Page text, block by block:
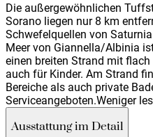
Die außergewöhnlichen
Sorano liegen nur 8 km
Schwefelquellen von
Meer von Giannella/Albinia
einen breiten Strand mit
auch für Kinder. Am Strand
Bereiche als auch private
Serviceangeboten.Weniger
Ausstattung im Detail